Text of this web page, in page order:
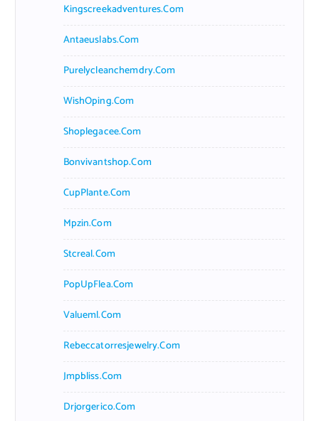
Kingscreekadventures.com
Antaeuslabs.com
Purelycleanchemdry.com
WishOping.com
Shoplegacee.com
Bonvivantshop.com
CupPlante.com
Mpzin.com
Stcreal.com
PopUpFlea.com
Valueml.com
Rebeccatorresjewelry.com
Jmpbliss.com
Drjorgerico.com